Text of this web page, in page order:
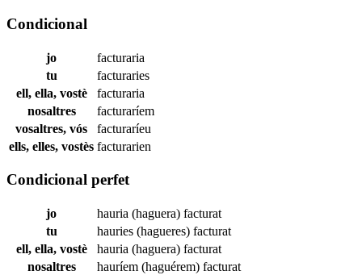
Condicional
jo
facturaria
tu
facturaries
ell, ella, vostè
facturaria
nosaltres
facturaríem
vosaltres, vós
facturaríeu
ells, elles, vostès facturarien
Condicional perfet
jo hauria (haguera) facturat
tu
hauries (hagueres) facturat
ell, ella, vostè
hauria (haguera) facturat
nosaltres
hauríem (haguérem) facturat